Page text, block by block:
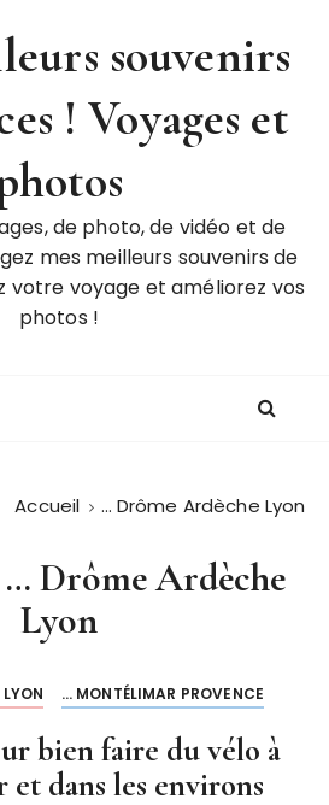
souvenirs
! Voyages et
de photo, de vidéo et de
mes meilleurs souvenirs de
votre voyage et améliorez vos
photos !
Accueil … Drôme Ardèche Lyon
… Drôme Ardèche
Lyon
... MONTÉLIMAR PROVENCE
bien faire du vélo à
dans les environs